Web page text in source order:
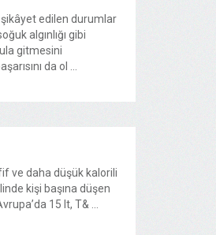
şikâyet edilen durumlar
algınlığı gibi
gitmesini
da ol ...
ve daha düşük kalorili
kişi başına düşen
15 lt, T& ...